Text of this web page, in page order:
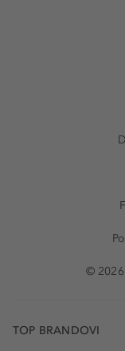
©
TOP BRANDOVI